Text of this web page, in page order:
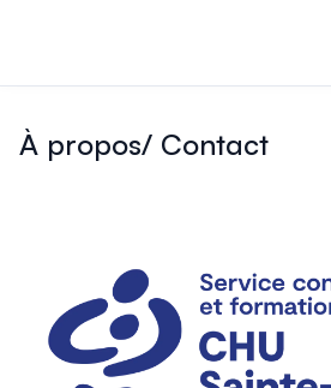
À propos/ Contact